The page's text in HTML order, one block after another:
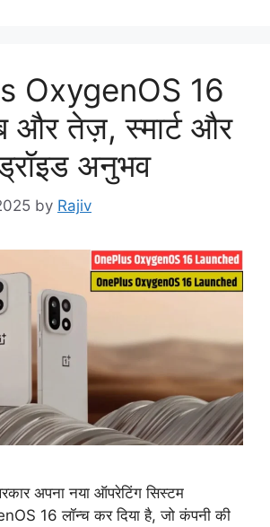
OxygenOS 16
और तेज़, स्मार्ट और
अनुभव
by Rajiv
अपना नया ऑपरेटिंग सिस्टम
16 लॉन्च कर दिया है, जो कंपनी की